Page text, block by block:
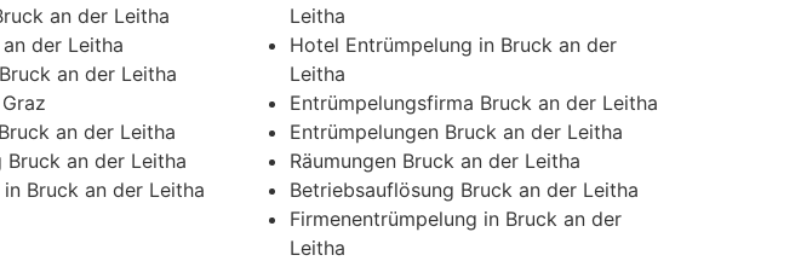
an der Leitha
der Leitha
an der Leitha
an der Leitha
Bruck an der Leitha
Bruck an der Leitha
Leitha
Hotel Entrümpelung in Bruck an der
Leitha
Entrümpelungsfirma Bruck an der Leitha
Entrümpelungen Bruck an der Leitha
Räumungen Bruck an der Leitha
Betriebsauflösung Bruck an der Leitha
Firmenentrümpelung in Bruck an der
Leitha